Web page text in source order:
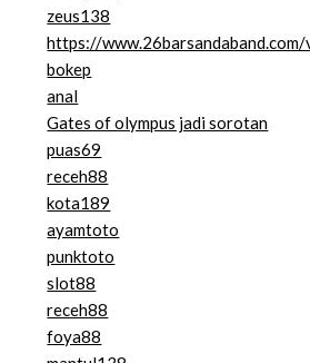
zeus138
https://
bokep
anal
Gates of olympus jadi sorotan
puas69
receh88
kota189
ayamtoto
punktoto
slot88
receh88
foya88